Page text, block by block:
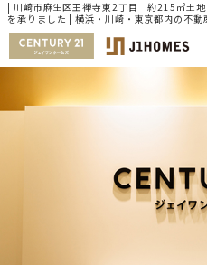
| 川崎市麻生区王禅寺東2丁目 約215㎡土
を承りました | 横浜・川崎・東京都内の不
マンション）ならセンチュリー21ジェイワン